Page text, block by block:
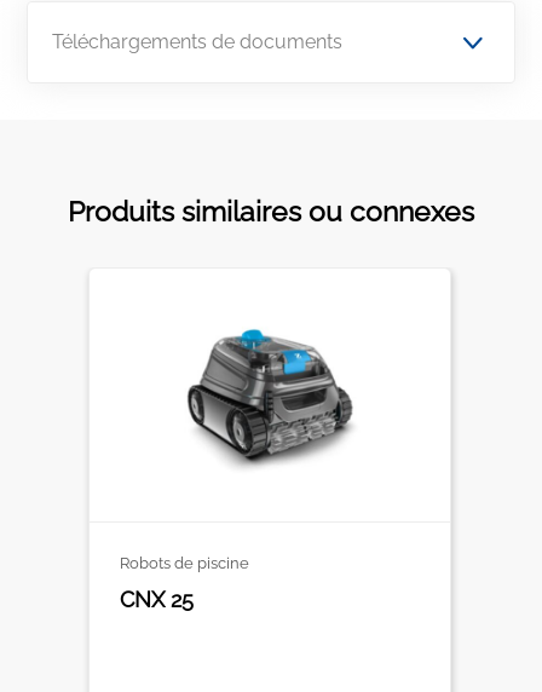
Téléchargements de documents
Produits similaires ou connexes
Robots de piscine
CNX 25